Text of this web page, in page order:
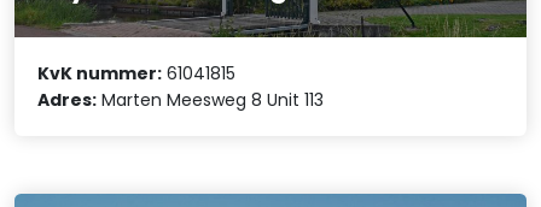
KvK nummer: 61041815
Adres: Marten Meesweg 8 Unit 113